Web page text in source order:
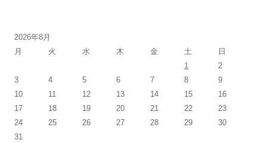
2026年8月
月
火 水 木 金 土
日
1
2
3
4 5 6 7 8
9
10
11 12 13 14 15
16
17
18 19 20 21 22
23
24
25 26 27 28 29
30
31